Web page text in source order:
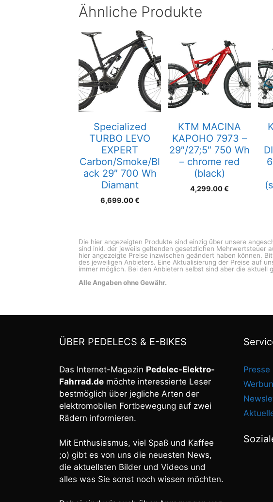
Ähnliche Produkte
Specialized
TURBO LEVO
EXPERT
Carbon/Smoke/Bl
ack 29″ 700 Wh
Diamant
6,699.00€
KTM MACINA
KAPOHO 7973 –
29″/27;5″ 750 Wh
– chrome red
(black)
4,299.00€
Die hier angezeigten Produkte sind einzig über unsere
sind inkl. der jeweils geltenden gesetzlichen Mehrwertsteuer
hier angezeigte Preise inzwischen geändert haben können.
des jeweiligen Anbieters. Eine Aktualisierung der Preise auf
immer möglich. Bei den Anbietern selbst sind aber die aktuell
Alle Angaben ohne Gewähr.
ÜBER PEDELECS & E-BIKES
Das Internet-Magazin Pedelec-Elektro-
Fahrrad.de möchte interessierte Leser
bestmöglich über jegliche Arten der
elektromobilen Fortbewegung auf zwei
Rädern informieren.
Mit Enthusiasmus, viel Spaß und Kaffee
;o) gibt es von uns die neuesten News,
die aktuellsten Bilder und Videos und
alles was Sie sonst noch wissen möchten.
Presse